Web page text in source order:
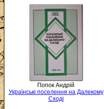
Попок Андрій
Українські поселення на Далекому
Сході